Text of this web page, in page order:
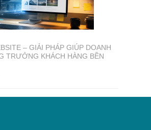
– GIẢI PHÁP GIÚP DOANH
TRƯỞNG KHÁCH HÀNG BỀN